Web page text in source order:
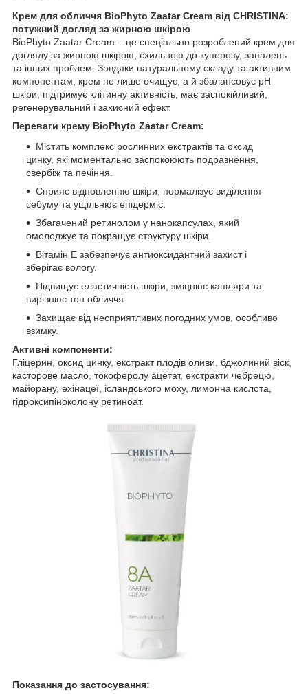
Крем для обличчя BioPhyto Zaatar Cream від CHRISTINA:
потужний догляд за жирною шкірою
BioPhyto Zaatar Cream – це спеціально розроблений крем для
догляду за жирною шкірою, схильною до куперозу, запалень
та інших проблем. Завдяки натуральному складу та активним
компонентам, крем не лише очищує, а й збалансовує pH
шкіри, підтримує клітинну активність, має заспокійливий,
регенерувальний і захисний ефект.
Переваги крему BioPhyto Zaatar Cream:
Містить комплекс рослинних екстрактів та оксид
цинку, які моментально заспокоюють подразнення,
свербіж та печіння.
Сприяє відновленню шкіри, нормалізує виділення
себуму та ущільнює епідерміс.
Збагачений ретинолом у нанокапсулах, який
омолоджує та покращує структуру шкіри.
Вітамін Е забезпечує антиоксидантний захист і
зберігає вологу.
Підвищує еластичність шкіри, зміцнює капіляри та
вирівнює тон обличчя.
Захищає від несприятливих погодних умов, особливо
взимку.
Активні компоненти:
Гліцерин, оксид цинку, екстракт плодів оливи, бджолиний віск,
касторове масло, токоферолу ацетат, екстракти чебрецю,
майорану, ехінацеї, ісландського моху, лимонна кислота,
гідроксипіноколону ретиноат.
Показання до застосування: